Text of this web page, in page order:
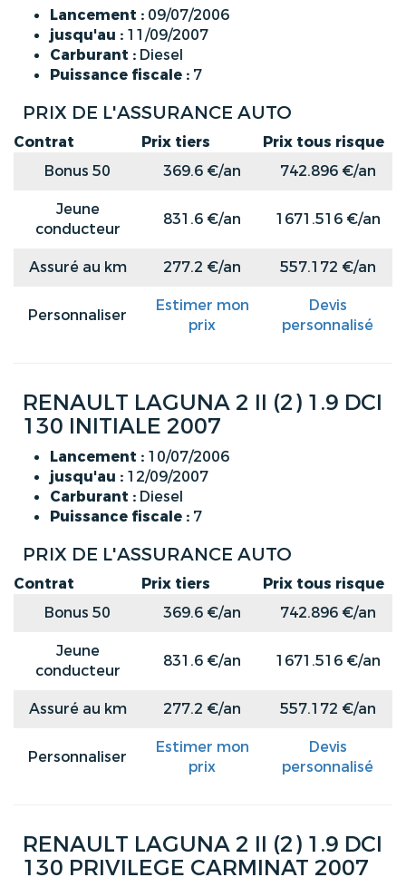
Lancement : 09/07/2006
jusqu'au : 11/09/2007
Carburant : Diesel
Puissance fiscale : 7
PRIX DE L'ASSURANCE AUTO
Contrat Prix tiers
Prix tous risque
Bonus 50
369.6 €/an
742.896 €/an
Jeune
conducteur
831.6 €/an 1671.516 €/an
Assuré au km 277.2 €/an 557.172 €/an
Personnaliser
Estimer mon
prix
Devis
personnalisé
RENAULT LAGUNA 2 II (2) 1.9 DCI
130 INITIALE 2007
Lancement : 10/07/2006
jusqu'au : 12/09/2007
Carburant : Diesel
Puissance fiscale : 7
PRIX DE L'ASSURANCE AUTO
Contrat Prix tiers
Prix tous risque
Bonus 50
369.6 €/an
742.896 €/an
Jeune
conducteur
831.6 €/an 1671.516 €/an
Assuré au km 277.2 €/an 557.172 €/an
Personnaliser
Estimer mon
prix
Devis
personnalisé
RENAULT LAGUNA 2 II (2) 1.9 DCI
130 PRIVILEGE CARMINAT 2007